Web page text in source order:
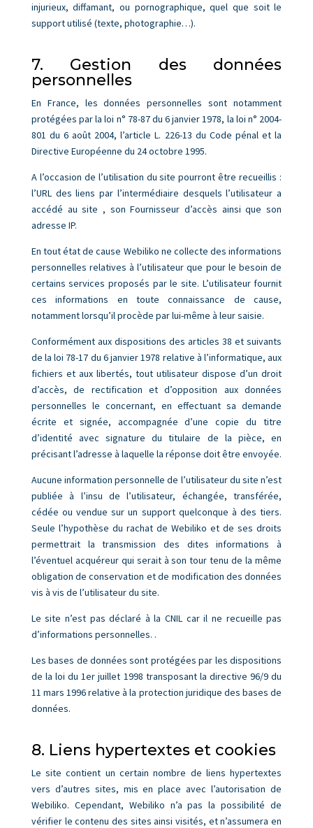
injurieux, diffamant, ou pornographique, quel que soit le
support utilisé (texte, photographie…).
7. Gestion des données
personnelles
En France, les données personnelles sont notamment
protégées par la loi n° 78-87 du 6 janvier 1978, la loi n° 2004-
801 du 6 août 2004, l’article L. 226-13 du Code pénal et la
Directive Européenne du 24 octobre 1995.
A l’occasion de l’utilisation du site pourront être recueillis :
l’URL des liens par l’intermédiaire desquels l’utilisateur a
accédé au site , son Fournisseur d’accès ainsi que son
adresse IP.
En tout état de cause Webiliko ne collecte des informations
personnelles relatives à l’utilisateur que pour le besoin de
certains services proposés par le site. L’utilisateur fournit
ces informations en toute connaissance de cause,
notamment lorsqu’il procède par lui-même à leur saisie.
Conformément aux dispositions des articles 38 et suivants
de la loi 78-17 du 6 janvier 1978 relative à l’informatique, aux
fichiers et aux libertés, tout utilisateur dispose d’un droit
d’accès, de rectification et d’opposition aux données
personnelles le concernant, en effectuant sa demande
écrite et signée, accompagnée d’une copie du titre
d’identité avec signature du titulaire de la pièce, en
précisant l’adresse à laquelle la réponse doit être envoyée.
Aucune information personnelle de l’utilisateur du site n’est
publiée à l’insu de l’utilisateur, échangée, transférée,
cédée ou vendue sur un support quelconque à des tiers.
Seule l’hypothèse du rachat de Webiliko et de ses droits
permettrait la transmission des dites informations à
l’éventuel acquéreur qui serait à son tour tenu de la même
obligation de conservation et de modification des données
vis à vis de l’utilisateur du site.
Le site n’est pas déclaré à la CNIL car il ne recueille pas
d’informations personnelles. .
Les bases de données sont protégées par les dispositions
de la loi du 1er juillet 1998 transposant la directive 96/9 du
11 mars 1996 relative à la protection juridique des bases de
données.
8. Liens hypertextes et cookies
Le site contient un certain nombre de liens hypertextes
vers d’autres sites, mis en place avec l’autorisation de
Webiliko. Cependant, Webiliko n’a pas la possibilité de
vérifier le contenu des sites ainsi visités, et n’assumera en